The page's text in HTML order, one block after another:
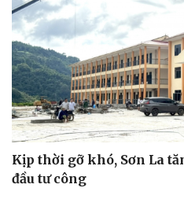
Du lịch
Kịp thời gỡ khó, Sơn La
đầu tư công